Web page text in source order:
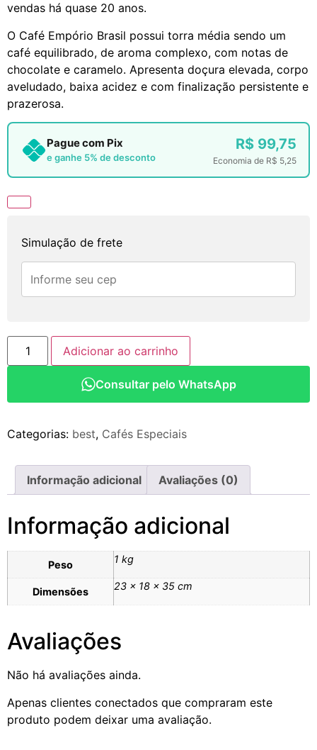
vendas há quase 20 anos.
O Café Empório Brasil possui torra média sendo um
café equilibrado, de aroma complexo, com notas de
chocolate e caramelo. Apresenta doçura elevada, corpo
aveludado, baixa acidez e com finalização persistente e
prazerosa.
Pague com Pix
e ganhe 5% de desconto
R$99,75
Economia de R$ 5,25
Simulação de frete
Adicionar ao carrinho
Consultar pelo WhatsApp
Categorias: best, Cafés Especiais
Informação adicional Avaliações (0)
Informação adicional
Peso 1 kg
Dimensões 23 × 18 × 35 cm
Avaliações
Não há avaliações ainda.
Apenas clientes conectados que compraram este
produto podem deixar uma avaliação.